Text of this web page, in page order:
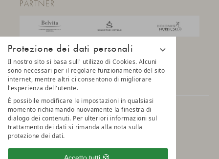
Protezione dei dati personali
Il nostro sito si basa sull' utilizzo di Cookies. Alcuni
sono necessari per il regolare funzionamento del sito
internet, mentre altri ci consentono di migliorare
l'esperienza dell'utente.
È possibile modificare le impostazioni in qualsiasi
momento richiamando nuovamente la finestra di
dialogo dei contenuti. Per ulteriori informazioni sul
trattamento dei dati si rimanda alla nota sulla
protezione dei dati.
Accetto tutti
PARTNER
© 2025 AMONTI & LUNARIS Wellnessresort
Privacy Impostazioni della privacy
Belvita Leading Wellnesshotel